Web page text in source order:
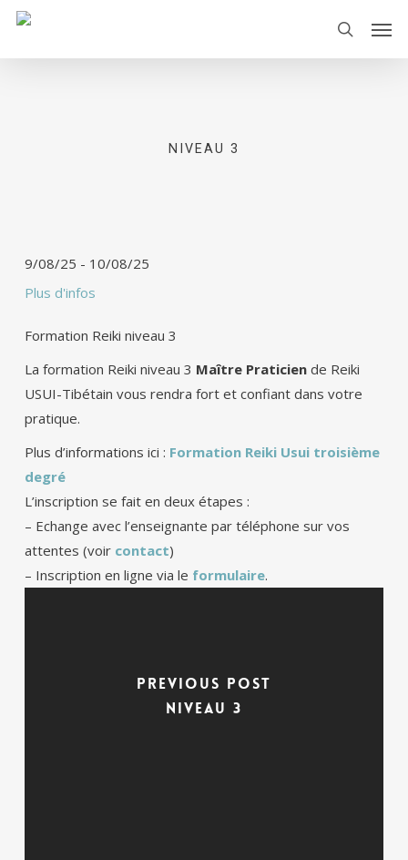
Skip
main
search
NIVEAU 3
9/08/25 - 10/08/25
Plus d'infos
Formation Reiki niveau 3
La formation Reiki niveau 3 Maître Praticiende Reiki
USUI-Tibétain vous rendra fort et confiant dans votre
pratique.
Plus d’informations ici : Formation Reiki Usui troisième
degré
L’inscription se fait en deux étapes :
– Echange avec l’enseignante par téléphone sur vos
attentes (voir contact)
– Inscription en ligne via le formulaire.
Previous Post
Niveau 3